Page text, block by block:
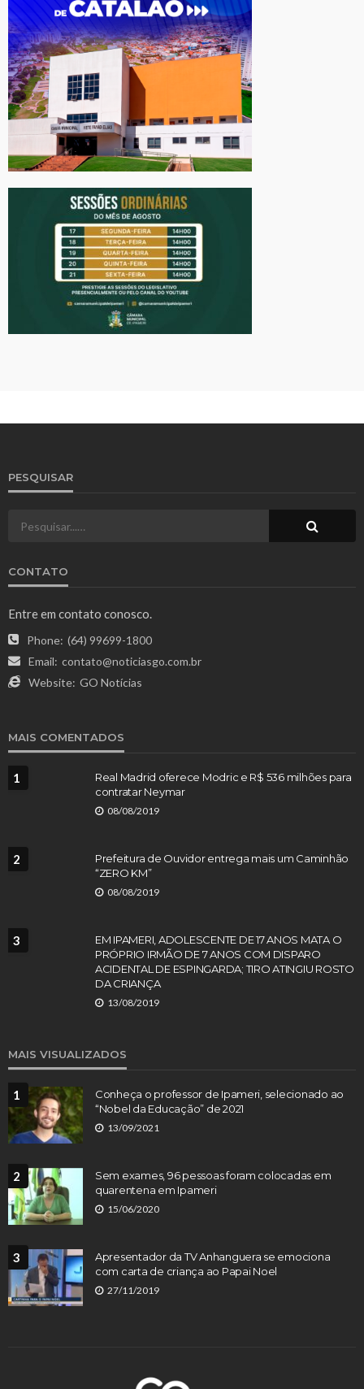
PESQUISAR
CONTATO
Entre em contato conosco.
Phone: (64) 99699-1800
Email: contato@noticiasgo.com.br
Website: GO Notícias
MAIS COMENTADOS
1
Real Madrid oferece Modric e R$ 536 milhões para
contratar Neymar
08/08/2019
2
Prefeitura de Ouvidor entrega mais um Caminhão
“ZERO KM”
08/08/2019
3
EM IPAMERI, ADOLESCENTE DE 17 ANOS MATA O
PRÓPRIO IRMÃO DE 7 ANOS COM DISPARO
ACIDENTAL DE ESPINGARDA; TIRO ATINGIU ROSTO
DA CRIANÇA
13/08/2019
MAIS VISUALIZADOS
1
Conheça o professor de Ipameri, selecionado ao
“Nobel da Educação” de 2021
13/09/2021
2
Sem exames, 96 pessoas foram colocadas em
quarentena em Ipameri
15/06/2020
3
Apresentador da TV Anhanguera se emociona
com carta de criança ao Papai Noel
27/11/2019